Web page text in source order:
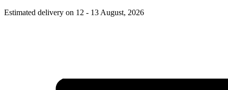
Estimated delivery on 12 - 13 August, 2026